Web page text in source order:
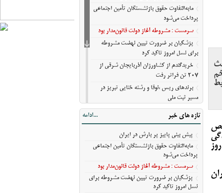
نقلیه فاقد بیمه‌نامه شخص ثالث برای مدت ۱۵ روز
مابه‌التفاوت حقوق بازنشستگان تأمین اجتماعی
پرداخت می‌شود
سرمست : مشروطه آغاز دولت قانون‌مدار بود
پزشکیان بر ضرورت تبیین نهضت مشروطه
برای نسل امروز تاکید کرد
خریدگندم از کشاورزان آذربایجان شرقی از
207 تن فراتر رفت
برندهای ریس ،‌نوقا و رشته ختایی تبریز در
مسیر ثبت ملی
خروج بیش از ۳ میلیون و ۲۷۰ هزار زائر از
مرزهای اربعینی
تهران کوتاه نیامد، واشنگتن عقب نشست؛
روایت نیویورک‌تایمز از فرسایش گزینه‌های
آمریکا
مراسم عزاداری اربعین حسینی در کربلای
معلی/تصویری
رویکرد دوشنبه های کاری استاندار و مطالبات
تازه های خبر ...ادامه
پیش‌ بینی پاییز پر بارش در ایران
مابه‌التفاوت حقوق بازنشستگان تأمین اجتماعی
پرداخت می‌شود
سرمست : مشروطه آغاز دولت قانون‌مدار بود
پزشکیان بر ضرورت تبیین نهضت مشروطه برای
نسل امروز تاکید کرد